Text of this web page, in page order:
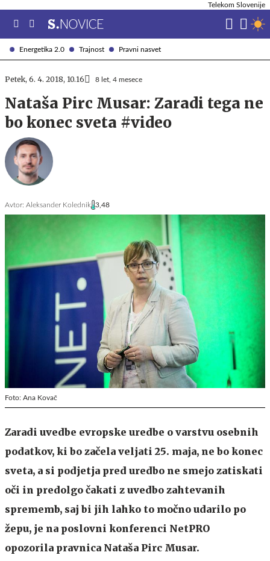
Energetika 2.0 Trajnost Pravni nasvet
Telekom Slovenije
Petek, 6. 4. 2018, 10.16 8 let, 4 mesece
Nataša Pirc Musar: Zaradi tega ne
bo konec sveta #video
Avtor: Aleksander Kolednik 3,48
Foto: Ana Kovač
Zaradi uvedbe evropske uredbe o varstvu osebnih
podatkov, ki bo začela veljati 25. maja, ne bo konec
sveta, a si podjetja pred uredbo ne smejo zatiskati
oči in predolgo čakati z uvedbo zahtevanih
sprememb, saj bi jih lahko to močno udarilo po
žepu, je na poslovni konferenci NetPRO
opozorila pravnica Nataša Pirc Musar.